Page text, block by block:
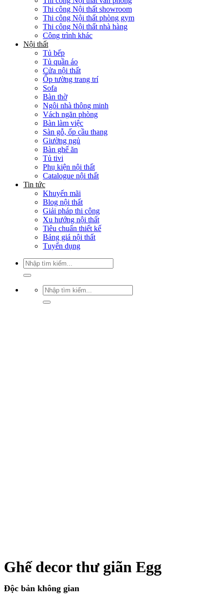
Thi công Nội thất showroom
Thi công Nội thất phòng gym
Thi công Nội thất nhà hàng
Công trình khác
Nội thất
Tủ bếp
Tủ quần áo
Cửa nội thất
Ốp tường trang trí
Sofa
Bàn thờ
Ngôi nhà thông minh
Vách ngăn phòng
Bàn làm việc
Sàn gỗ, ốp cầu thang
Giường ngủ
Bàn ghế ăn
Tủ tivi
Phụ kiện nội thất
Catalogue nội thất
Tin tức
Khuyến mãi
Blog nội thất
Giải pháp thi công
Xu hướng nội thất
Tiêu chuẩn thiết kế
Bảng giá nội thất
Tuyển dụng
Tìm
kiếm:
Tìm
kiếm:
Ghế decor thư giãn Egg
Độc bản không gian